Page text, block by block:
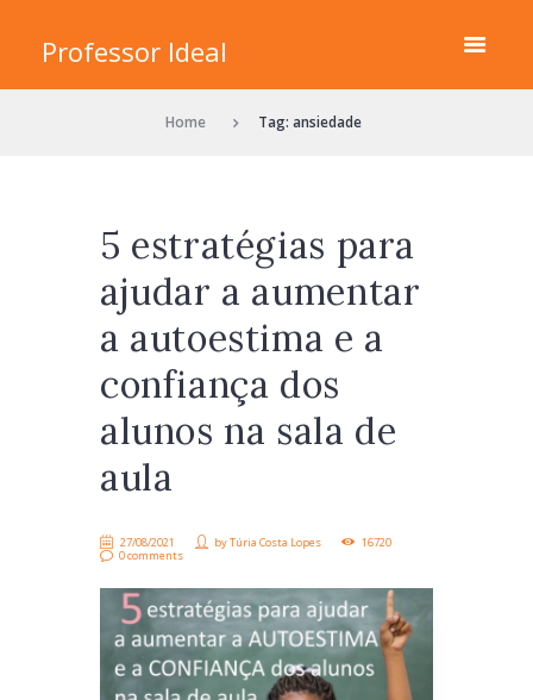
Professor Ideal
Home Tag: ansiedade
5 estratégias para
ajudar a aumentar
a autoestima e a
confiança dos
alunos na sala de
aula
27/08/2021 byTúria Costa Lopes
16720
0 comments